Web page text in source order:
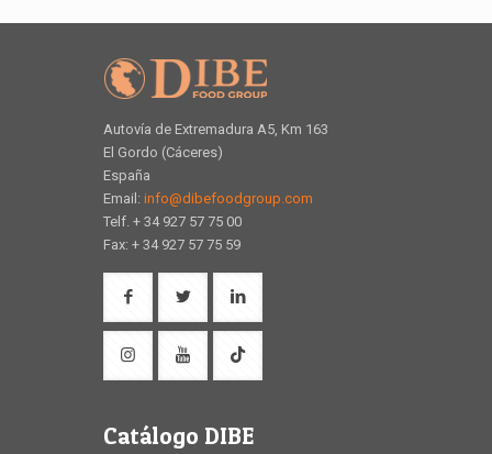
Autovía de Extremadura A5, Km 163
El Gordo (Cáceres)
España
Email: info@dibefoodgroup.com
Telf. + 34 927 57 75 00
Fax: + 34 927 57 75 59
Catálogo DIBE